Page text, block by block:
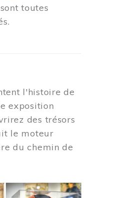
toutes
l'histoire de
exposition
des trésors
le moteur
du chemin de